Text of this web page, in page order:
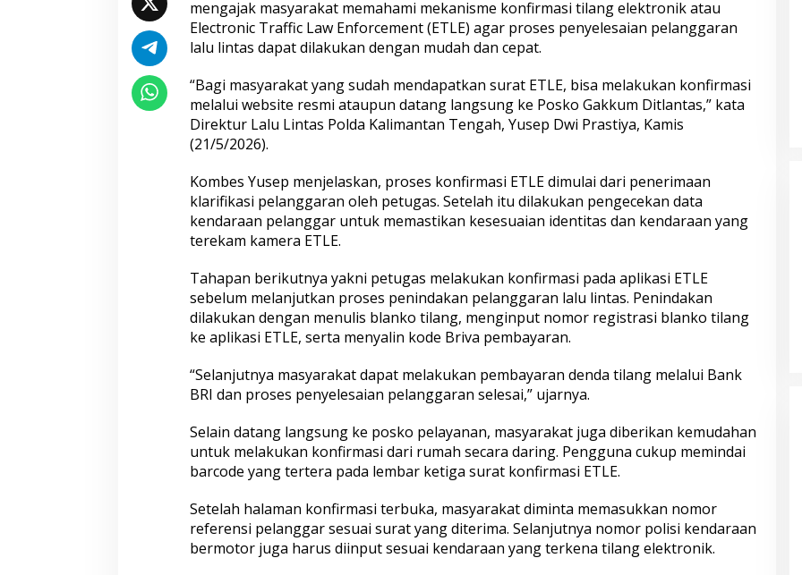
mengajak masyarakat memahami mekanisme konfirmasi tilang elektronik atau
Electronic Traffic Law Enforcement (ETLE) agar proses penyelesaian pelanggaran
lalu lintas dapat dilakukan dengan mudah dan cepat.
“Bagi masyarakat yang sudah mendapatkan surat ETLE, bisa melakukan konfirmasi
melalui website resmi ataupun datang langsung ke Posko Gakkum Ditlantas,” kata
Direktur Lalu Lintas Polda Kalimantan Tengah, Yusep Dwi Prastiya, Kamis
(21/5/2026).
Kombes Yusep menjelaskan, proses konfirmasi ETLE dimulai dari penerimaan
klarifikasi pelanggaran oleh petugas. Setelah itu dilakukan pengecekan data
kendaraan pelanggar untuk memastikan kesesuaian identitas dan kendaraan yang
terekam kamera ETLE.
Tahapan berikutnya yakni petugas melakukan konfirmasi pada aplikasi ETLE
sebelum melanjutkan proses penindakan pelanggaran lalu lintas. Penindakan
dilakukan dengan menulis blanko tilang, menginput nomor registrasi blanko tilang
ke aplikasi ETLE, serta menyalin kode Briva pembayaran.
“Selanjutnya masyarakat dapat melakukan pembayaran denda tilang melalui Bank
BRI dan proses penyelesaian pelanggaran selesai,” ujarnya.
Selain datang langsung ke posko pelayanan, masyarakat juga diberikan kemudahan
untuk melakukan konfirmasi dari rumah secara daring. Pengguna cukup memindai
barcode yang tertera pada lembar ketiga surat konfirmasi ETLE.
Setelah halaman konfirmasi terbuka, masyarakat diminta memasukkan nomor
referensi pelanggar sesuai surat yang diterima. Selanjutnya nomor polisi kendaraan
bermotor juga harus diinput sesuai kendaraan yang terkena tilang elektronik.
Ancaman Love Scamming
Pol. Susilo Teguh Raharjo ke UBISA
Perkuat Jejaring Nasional Pusat
Studi Kepolisian
Sah
Polres Tasikmalaya
Ungkap Kasus Curanmor,
Satreskrim Polres Tasikmalaya
Kota Amankan 3 Pelaku Kasus
Sambut Hari Bhayangkara ke-80,
Puslitbang Polri Salurkan 1.000
Bogor